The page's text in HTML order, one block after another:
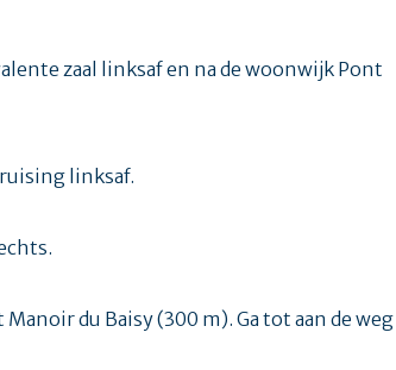
zaal linksaf en na de woonwijk Pont
linksaf.
du Baisy (300 m). Ga tot aan de weg